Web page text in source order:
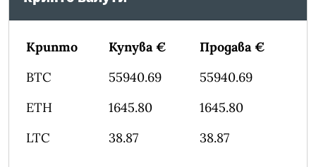
Крипто Купува €
Продава €
BTC
55940.69
55940.69
ETH
1645.80
1645.80
LTC
38.87 38.87